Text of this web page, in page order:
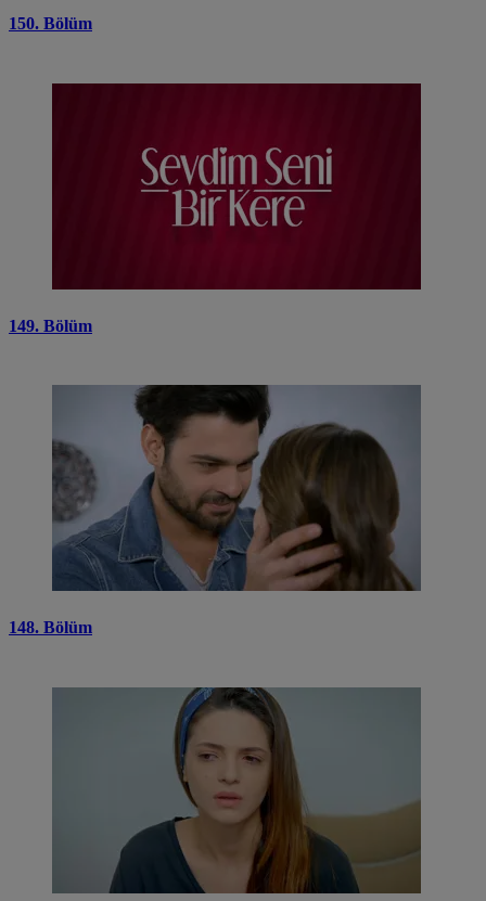
150. Bölüm
149. Bölüm
148. Bölüm